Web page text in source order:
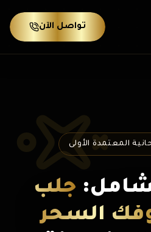
تواصل الآن
المعتمدة الأولى
جلب
السحر